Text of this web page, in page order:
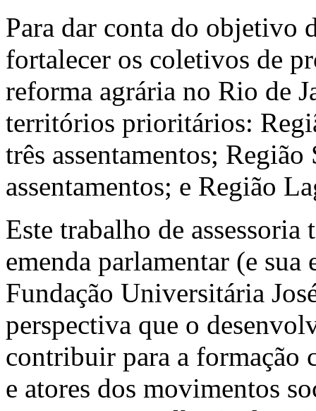
Para dar conta do objetivo
fortalecer os coletivos de
reforma agrária no Rio de
territórios prioritários:
três assentamentos;
assentamentos; e Região
Este trabalho de
emenda parlamentar (e
Fundação Universitária
perspectiva que o
contribuir para a formação
e atores dos movimentos